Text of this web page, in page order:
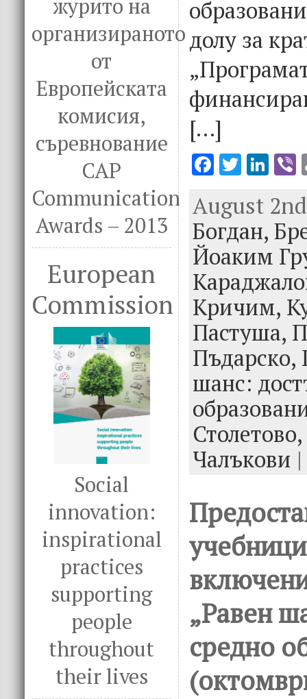
журито на
организираното
от
Европейската
комисия,
съревнование
CAP
Communication
Awards – 2013
European
Commission
Social
innovation:
inspirational
practices
supporting
people
throughout
their lives
долу за
[…]
F
e
b
o
o
k
T
it
te
r
Li
k
e
dI
n
August
Богдан,
Йоаким
Кричим,
Пастуша,
Пъдарско,
шанс:
Столетово,
Чалъкови |
„Равен
средно